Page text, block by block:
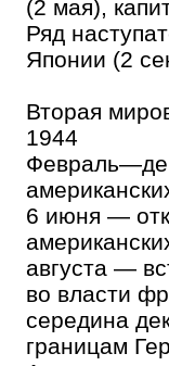
(2 мая),
Ряд
Японии (2
Вторая
1944
6 июня —
августа —
во власти
середина
границам